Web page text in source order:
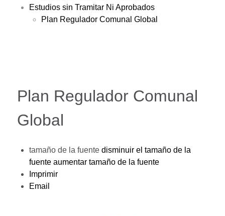
Estudios sin Tramitar Ni Aprobados
Plan Regulador Comunal Global
Plan Regulador Comunal
Global
tamaño de la fuente disminuir el tamaño de la
fuente aumentar tamaño de la fuente
Imprimir
Email